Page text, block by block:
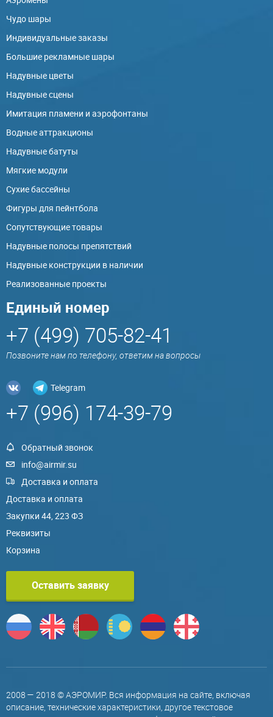
Чудо шары
Индивидуальные заказы
Большие рекламные шары
Надувные цветы
Надувные сцены
Имитация пламени и аэрофонтаны
Водные аттракционы
Надувные батуты
Мягкие модули
Сухие бассейны
Фигуры для пейнтбола
Сопутствующие товары
Надувные полосы препятствий
Надувные конструкции в наличии
Реализованные проекты
Единый номер
+7 (499) 705-82-41
Позвоните нам по телефону, ответим на вопросы
Telegram
+7 (996) 174-39-79
Обратный звонок
info@airmir.su
Доставка и оплата
Доставка и оплата
Закупки 44, 223 ФЗ
Реквизиты
Корзина
Оставить заявку
2008 — 2018 © АЭРОМИР. Вся информация на сайте, включая
описание, технические характеристики, другое текстовое